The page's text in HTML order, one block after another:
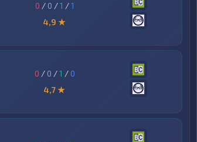
0 / 0 /1 /1
4,9 ★
0 / 0 /1 /0
4,7 ★